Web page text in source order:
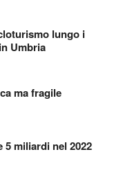
lungo i
Umbria
ma fragile
5 miliardi nel 2022